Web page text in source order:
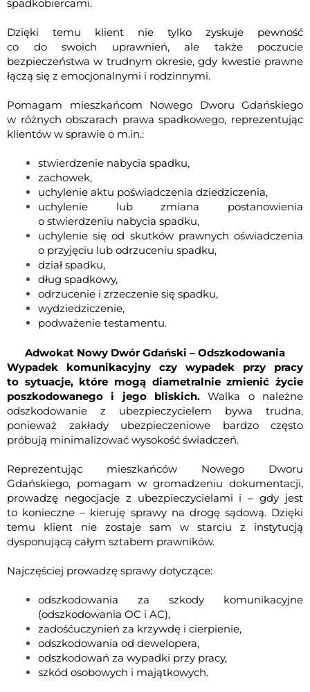
spadkobiercami.
Dzięki temu klient nie tylko zyskuje pewność
co do swoich uprawnień, ale także poczucie
bezpieczeństwa w trudnym okresie, gdy kwestie prawne
łączą się z emocjonalnymi i rodzinnymi.
Pomagam mieszkańcom Nowego Dworu Gdańskiego
w różnych obszarach prawa spadkowego, reprezentując
klientów w sprawie o m.in.:
stwierdzenie nabycia spadku,
zachowek,
uchylenie aktu poświadczenia dziedziczenia,
uchylenie lub zmiana postanowienia
o stwierdzeniu nabycia spadku,
uchylenie się od skutków prawnych oświadczenia
o przyjęciu lub odrzuceniu spadku,
dział spadku,
dług spadkowy,
odrzucenie i zrzeczenie się spadku,
wydziedziczenie,
podważenie testamentu.
Adwokat Nowy Dwór Gdański – Odszkodowania
Wypadek komunikacyjny czy wypadek przy pracy
to sytuacje, które mogą diametralnie zmienić życie
poszkodowanego i jego bliskich. Walka o należne
odszkodowanie z ubezpieczycielem bywa trudna,
ponieważ zakłady ubezpieczeniowe bardzo często
próbują minimalizować wysokość świadczeń.
Reprezentując mieszkańców Nowego Dworu
Gdańskiego, pomagam w gromadzeniu dokumentacji,
prowadzę negocjacje z ubezpieczycielami i – gdy jest
to konieczne – kieruję sprawy na drogę sądową. Dzięki
temu klient nie zostaje sam w starciu z instytucją
dysponującą całym sztabem prawników.
Najczęściej prowadzę sprawy dotyczące:
odszkodowania za szkody komunikacyjne
(odszkodowania OC i AC),
zadośćuczynień za krzywdę i cierpienie,
odszkodowania od dewelopera,
odszkodowań za wypadki przy pracy,
szkód osobowych i majątkowych.